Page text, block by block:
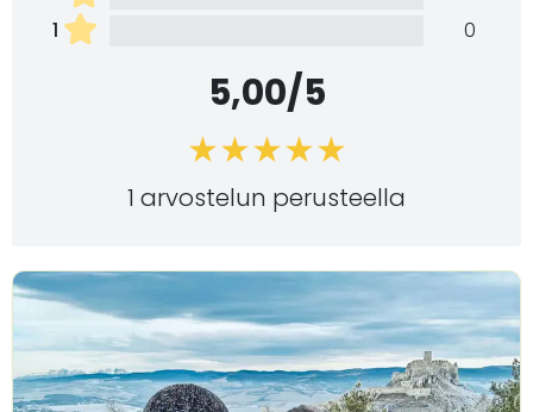
1
0
5,00/5
1 arvostelun perusteella